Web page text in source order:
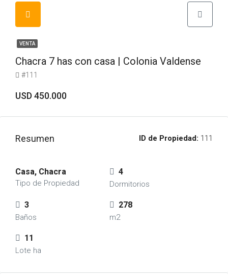
VENTA
Chacra 7 has con casa | Colonia Valdense
#111
USD 450.000
Resumen ID de Propiedad: 111
Casa, Chacra
Tipo de Propiedad
4
Dormitorios
3
Baños
278
m2
11
Lote ha